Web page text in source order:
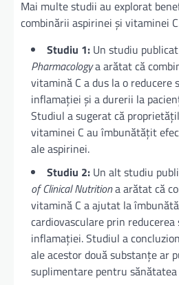
Mai multe studii au explorat
combinării aspirinei și vitaminei
Studiu 1: Un studiu
Pharmacologya arătat că
vitamină C a dus la o reducere
inflamației și a durerii la
Studiul a sugerat că
vitaminei C au îmbunătățit
ale aspirinei.
Studiu 2: Un alt studiu
of Clinical Nutritiona arătat că
vitamină C a ajutat la
cardiovasculare prin
inflamației. Studiul a
ale acestor două substanțe ar
suplimentare pentru